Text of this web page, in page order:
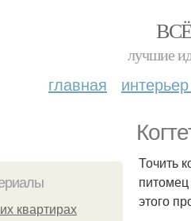
лучшие
главная
квартирах
Точить
этого